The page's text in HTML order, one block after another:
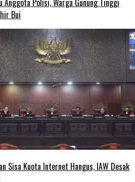
Anggota Polisi, Warga Gunung Tinggi
Bui
Sisa Kuota Internet Hangus, IAW Desak